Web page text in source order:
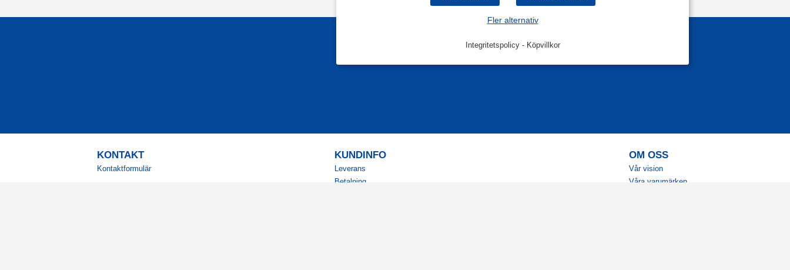
Fler alternativ
Integritetspolicy- Köpvillkor
KONTAKT
Kontaktformulär
KUNDINFO
Leverans
Betalning
OM OSS
Vår vision
Våra varumärken